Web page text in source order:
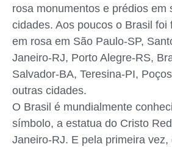
rosa monumentos e prédios em
cidades. Aos poucos o Brasil foi
em rosa em São Paulo-SP,
Janeiro-RJ, Porto Alegre-RS,
Salvador-BA, Teresina-PI,
outras cidades.
O Brasil é mundialmente
símbolo, a estatua do Cristo
Janeiro-RJ. E pela primeira